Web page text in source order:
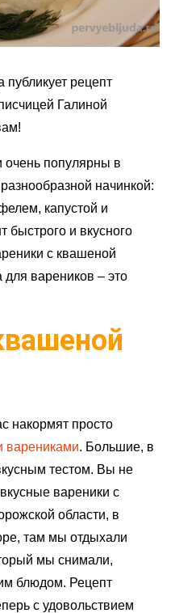
рецепт
Галиной
очень популярны в
начинкой:
капустой и
быстрого и вкусного
с квашеной
для вареников – это
накормят просто
варениками. Большие, в
тестом. Вы не
вареники с
области, в
там мы отдыхали
мы снимали,
блюдом. Рецепт
с удовольствием